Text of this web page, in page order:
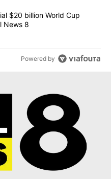
controversial $20 billion
$20 billion World Cup
News 8
Powered by